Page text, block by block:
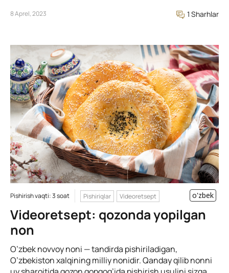
8 Aprel, 2023 1 Sharhlar
Pishirish vaqti: 3 soat Pishiriqlar Videoretsept o'zbek
Videoretsept: qozonda yopilgan
non
O’zbek novvoy noni — tandirda pishiriladigan,
O’zbekiston xalqining milliy nonidir. Qanday qilib nonni